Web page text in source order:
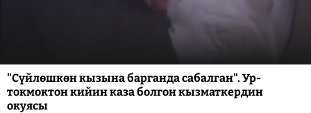
"Сүйлөшкөн кызына барганда сабалган". Ур-
токмоктон кийин каза болгон кызматкердин
окуясы